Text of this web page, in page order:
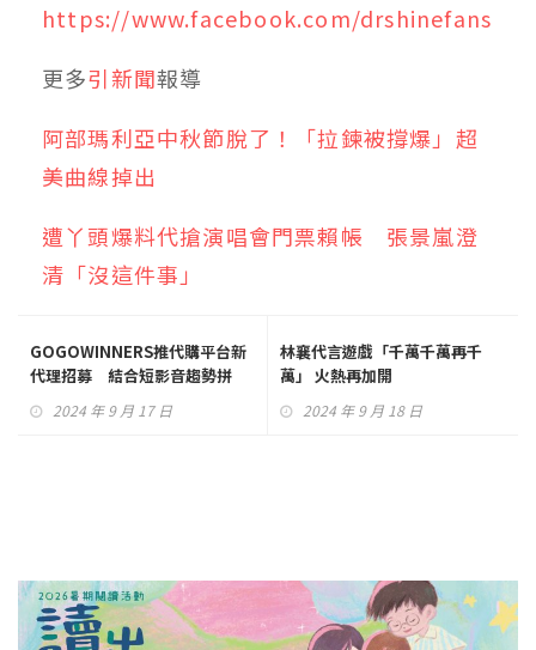
https://www.facebook.com/drshinefans
更多引新聞報導
阿部瑪利亞中秋節脫了！「拉鍊被撐爆」超
美曲線掉出
遭丫頭爆料代搶演唱會門票賴帳 張景嵐澄
清「沒這件事」
GOGOWINNERS推代購平台新
代理招募 結合短影音趨勢拼
「流量變現」
2024 年 9 月 17 日
林襄代言遊戲「千萬千萬再千
萬」 火熱再加開
2024 年 9 月 18 日